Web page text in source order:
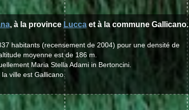
, à la province Luccaet à la commune Gallicano.
habitants (recensement de 2004) pour une densité de
moyenne est de 186 m.
Maria Stella Adami in Bertoncini.
ville est Gallicano.